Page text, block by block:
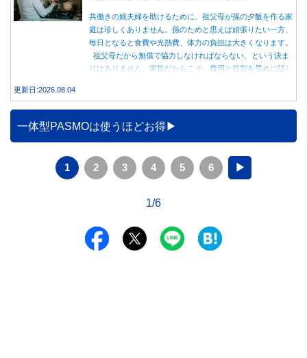
共働きの娘夫婦を助けるために、祖父母が孫の夕飯を作る家
庭は珍しくありません。孫のためと思えば頑張りたい一方、
毎日となると食費や光熱費、体力の負担は大きくなります。
祖父母だから無償で協力しなければならない、という決ま
りはありません。家族だからこそ、費用と役割を早めに話し
更新日:2026.08.04
一体型PASMOは使うほどお得
1 2 3 4 5 6 ▶
1/6